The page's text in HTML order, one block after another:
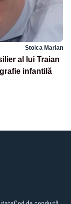
Stoica Marian
al lui Traian
infantilă